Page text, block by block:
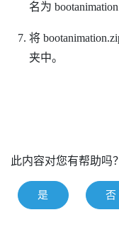
名为
将
夹中。
此内容对您有帮助吗？
是 否